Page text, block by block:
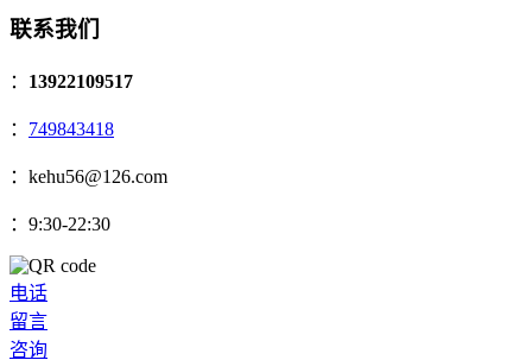
联系我们
： 13922109517
： 749843418
：kehu56@126.com
：9:30-22:30
电话
留言
咨询